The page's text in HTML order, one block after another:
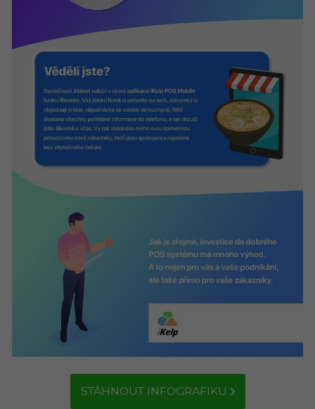
STÁHNOUT INFOGRAFIKU